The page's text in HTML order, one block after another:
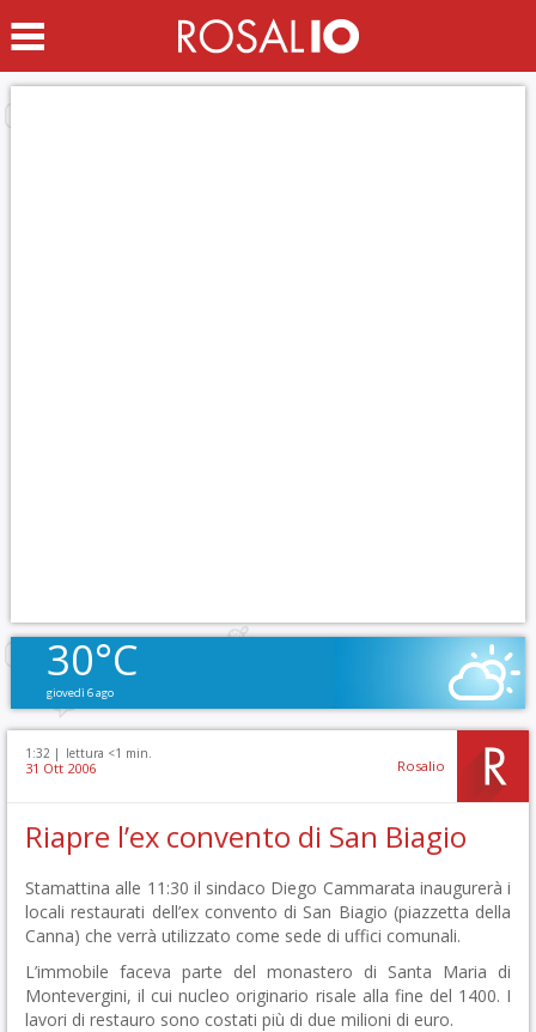
30°C
giovedì 6 ago
1:32 | lettura <1 min.
31 Ott 2006 Rosalio
Riapre l’ex convento di San Biagio
Stamattina alle 11:30 il sindaco Diego Cammarata inaugurerà i
locali restaurati dell’ex convento di San Biagio (piazzetta della
Canna) che verrà utilizzato come sede di uffici comunali.
L’immobile faceva parte del monastero di Santa Maria di
Montevergini, il cui nucleo originario risale alla fine del 1400. I
lavori di restauro sono costati più di due milioni di euro.